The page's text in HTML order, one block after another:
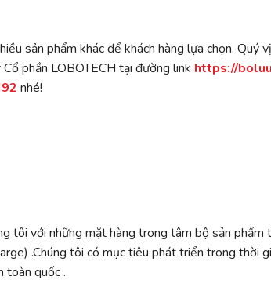
sản phẩm khác để khách hàng lựa chọn. Quý
phần LOBOTECH tại đường link https://
nhé!
tôi với những mặt hàng trong tâm bộ sản
.Chúng tôi có mục tiêu phát triển trong thời
toàn quốc .